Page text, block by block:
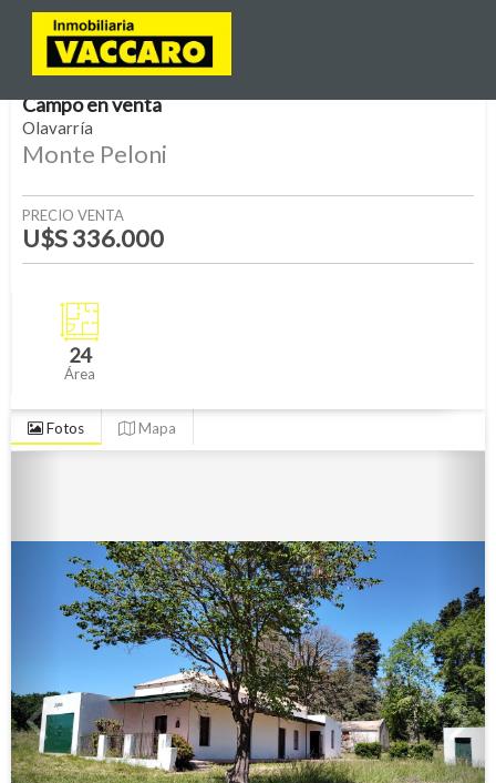
Campoenventa
Olavarría
Monte Peloni
PRECIO VENTA
U$S 336.000
24
Área
Fotos Mapa